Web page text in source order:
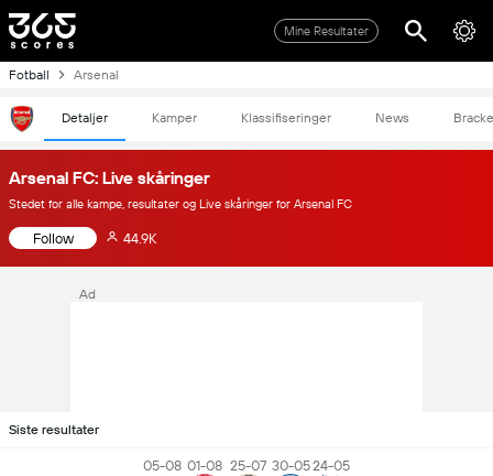
Mine Resultater
Fotball Arsenal
Detaljer Kamper Klassifiseringer News
Arsenal FC: Live skåringer
Stedet for alle kampe, resultater og Live skåringer for Arsenal FC
Follow 44.9K
Ad
Siste resultater
05-08 01-08 25-07 30-0524-05